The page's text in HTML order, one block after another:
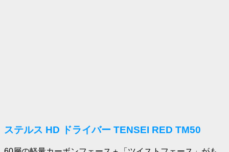
ステルス HD ドライバー TENSEI RED TM50